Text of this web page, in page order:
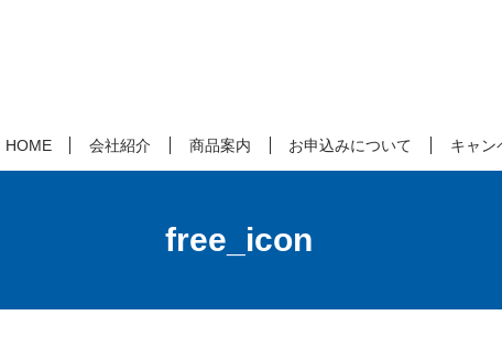
HOME 会社紹介 商品案内 お申込みについて キャン
free_icon